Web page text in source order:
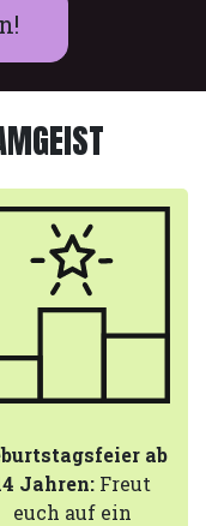
ab
Jahren: Freut
euch auf ein